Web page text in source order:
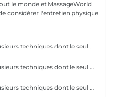
le monde et MassageWorld
Ce massage est un mix de plusieurs techniques dont le seul but est : LE RÉSULTAT Chaque mix est étudié et décidé avec vous, car pour améliorer une conséquence, il faut en trouver la cause. Deep Tissue, Myofascial Release, Trigger Point, Scraping Gua-Sha, Cupping Therapy combinées pour une efficacité maximale !! Douleurs chronique ou passagères, augmentation de performances ou récupération, relaxation physique ou mentale, détoxication, drainage, la combinaison ces techniques offrent des possibilités illimitées.
Ce massage est un mix de plusieurs techniques dont le seul but est : LE RÉSULTAT Chaque mix est étudié et décidé avec vous, car pour améliorer une conséquence, il faut en trouver la cause. Deep Tissue, Myofascial Release, trigger Point, scarping / Gua-Sha, cupping therapy combinées pour une efficacité maximale !! Douleurs chronique ou passagères, augmentation de performances ou récupération, relaxation physique ou mentale, détoxication, drainage, la combinaison de toutes ces techniques est illimitée.
Ce massage est un mix de plusieurs techniques dont le seul but est : LE RÉSULTAT Chaque mix est étudié et décidé avec vous, car pour améliorer une conséquence, il faut en trouver la cause. Deep Tissue, Myofascial Release, trigger Point, scarping / Gua-Sha, cupping therapy combinées pour une efficacité maximale !! Douleurs chronique ou passagères, augmentation de performances ou récupération, relaxation physique ou mentale, détoxication, drainage, la combinaison de toutes ces techniques est illimitée.